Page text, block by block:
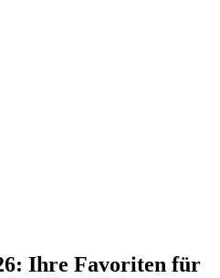
Ihre Favoriten für